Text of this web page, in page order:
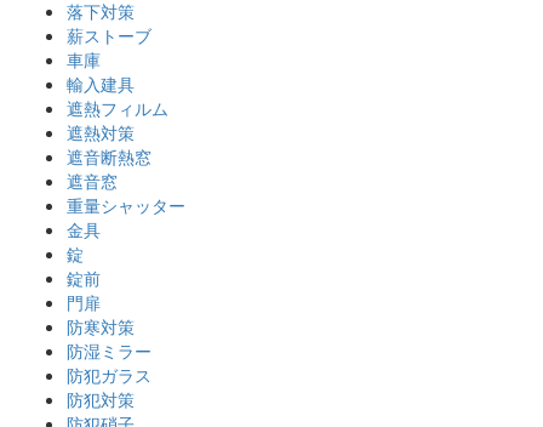
落下対策
薪ストーブ
車庫
輸入建具
遮熱フィルム
遮熱対策
遮音断熱窓
遮音窓
重量シャッター
金具
錠
錠前
門扉
防寒対策
防湿ミラー
防犯ガラス
防犯対策